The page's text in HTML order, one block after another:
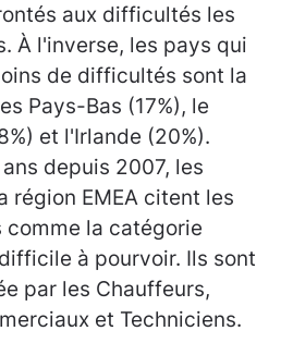
aux difficultés les
À l'inverse, les pays qui
de difficultés sont la
Pays-Bas (17%), le
et l'Irlande (20%).
depuis 2007, les
région EMEA citent les
comme la catégorie
à pourvoir. Ils sont
par les Chauffeurs,
et Techniciens.